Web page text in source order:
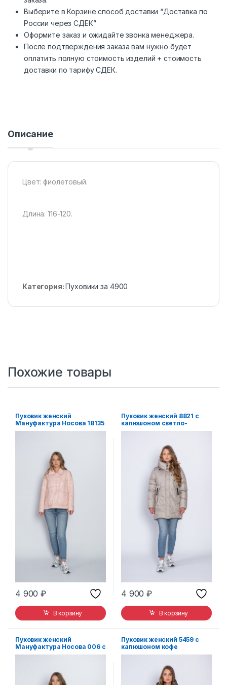
Выберите в Корзине способ доставки “Доставка по
России через СДЕК”
Оформите заказ и ожидайте звонка менеджера.
После подтверждения заказа вам нужно будет
оплатить полную стоимость изделий + стоимость
доставки по тарифу СДЕК.
Описание
Цвет: фиолетовый.
Длина: 116-120.
Категория:Пуховики за 4900
Похожие товары
Пуховик женский
Мануфактура Носова 18135
розовый
4 900₽
В корзину
Пуховик женский 8821 с
капюшоном светло-
зеленый
4 900₽
В корзину
Пуховик женский
Мануфактура Носова 006 с
капюшоном черный
Пуховик женский 5459 с
капюшоном кофе